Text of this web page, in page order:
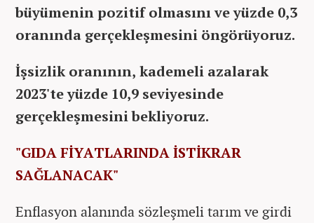
büyümenin pozitif olmasını ve yüzde 0,3
oranında gerçekleşmesini öngörüyoruz.
İşsizlik oranının, kademeli azalarak
2023'te yüzde 10,9 seviyesinde
gerçekleşmesini bekliyoruz.
"GIDA FİYATLARINDA İSTİKRAR
SAĞLANACAK"
Enflasyon alanında sözleşmeli tarım ve girdi